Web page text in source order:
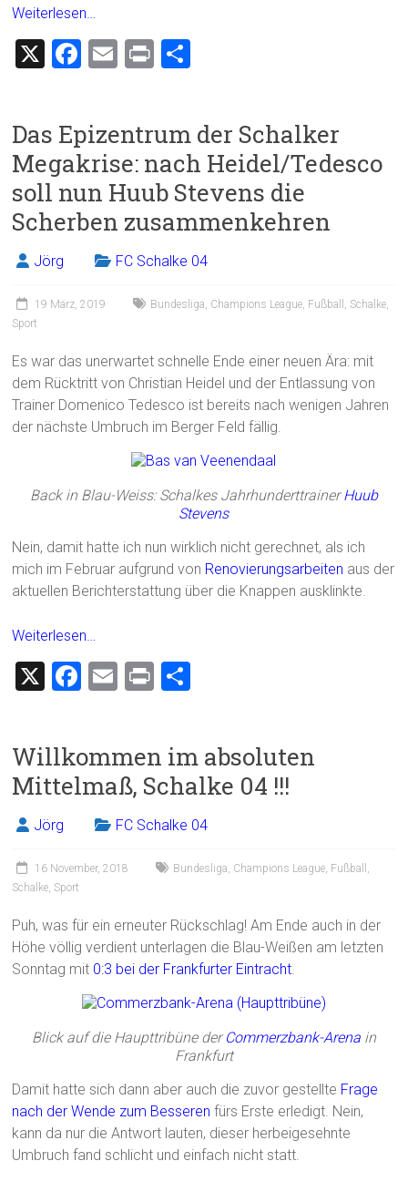
Weiterlesen…
X
F
b
o
ok
E
l
Pr
n
Das Epizentrum der Schalker
Megakrise: nach Heidel/Tedesco
soll nun Huub Stevens die
Scherben zusammenkehren
Jörg FC Schalke 04
19 März, 2019 Bundesliga, Champions League, Fußball , Schalke,
Sport
Es war das unerwartet schnelle Ende einer neuen Ära: mit
dem Rücktritt von Christian Heidel und der Entlassung von
Trainer Domenico Tedesco ist bereits nach wenigen Jahren
der nächste Umbruch im Berger Feld fällig.
Back in Blau-Weiss: Schalkes JahrhunderttrainerHuub
Stevens
Nein, damit hatte ich nun wirklich nicht gerechnet, als ich
mich im Februar aufgrund von Renovierungsarbeiten aus der
aktuellen Berichterstattung über die Knappen ausklinkte.
Weiterlesen…
X
F
b
o
ok
E
l
Pr
n
Willkommen im absoluten
Mittelmaß, Schalke 04 !!!
Jörg FC Schalke 04
16 November, 2018 Bundesliga, Champions League, Fußball ,
Schalke, Sport
Puh, was für ein erneuter Rückschlag! Am Ende auch in der
Höhe völlig verdient unterlagen die Blau-Weißen am letzten
Sonntag mit 0:3 bei der Frankfurter Eintracht.
Blick auf die Haupttribüne der Commerzbank-Arenain
Frankfurt
Damit hatte sich dann aber auch die zuvor gestellte Frage
nach der Wende zum Besseren fürs Erste erledigt. Nein,
kann da nur die Antwort lauten, dieser herbeigesehnte
Umbruch fand schlicht und einfach nicht statt.